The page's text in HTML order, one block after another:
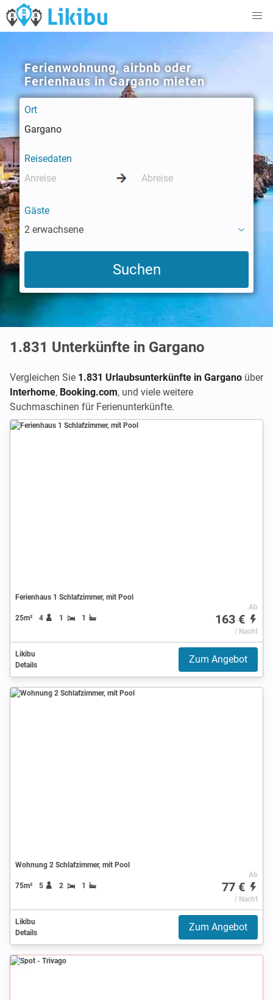
Ferienwohnung, airbnb oder
Ferienhaus in Gargano mieten
Ort
Reisedaten
Gäste
2 erwachsene
1.831 Unterkünfte in Gargano
Vergleichen Sie 1.831 Urlaubsunterkünfte in Gargano über
Interhome, Booking.com, und viele weitere
Suchmaschinen für Ferienunterkünfte.
Ferienhaus 1 Schlafzimmer, mit Pool
25m² 4 1 1
Ab
163 €
/ Nacht
Likibu
Details
Zum Angebot
Wohnung 2 Schlafzimmer, mit Pool
75m² 5 2 1
Ab
77 €
/ Nacht
Likibu
Details
Zum Angebot
Spot